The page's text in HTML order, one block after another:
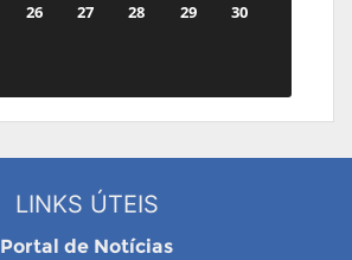
26 27 28 29
30
LINKS ÚTEIS
Portal de Notícias